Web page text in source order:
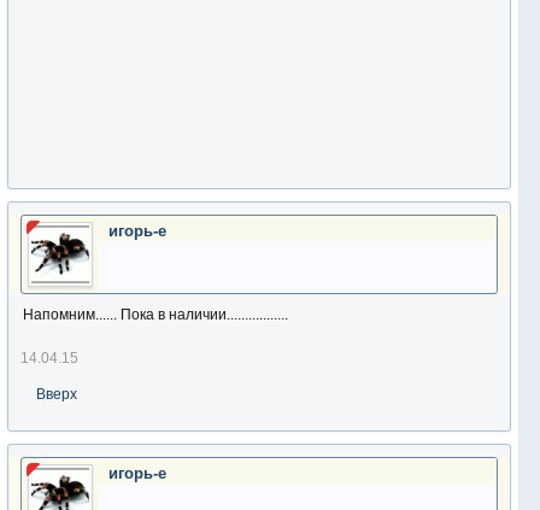
игорь-е
Напомним...... Пока в наличии.................
14.04.15
Вверх
игорь-е